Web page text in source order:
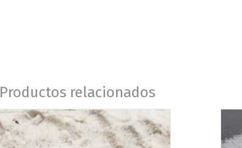
Productos relacionados